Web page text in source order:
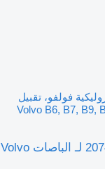
فولفو، تقبيل
عصا تحكم الهيدروليكية فولفو، تقبيل 20745552 لـ الباصات Volvo